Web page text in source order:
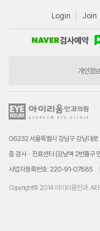
Login Join
개인정
06232 서울특별시 강남구 강남대
층 검사ㆍ진료센터 (강남역 2번출구
사업자등록번호: 220-91-07885
Copyright© 2014 아이리움안과. All